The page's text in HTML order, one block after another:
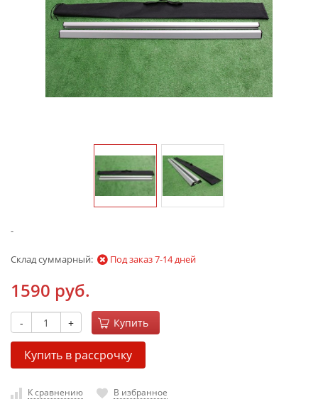
-
Склад суммарный: Под заказ 7-14 дней
1590 руб.
- + Купить
Купить в рассрочку
К сравнению В избранное